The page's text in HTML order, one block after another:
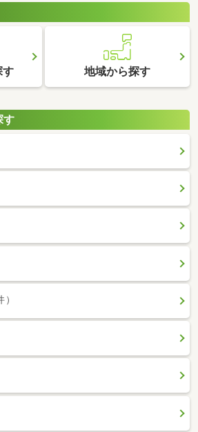
てください。
す 地域から探す
す